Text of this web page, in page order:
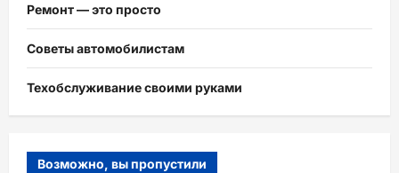
Ремонт — это просто
Советы автомобилистам
Техобслуживание своими руками
Возможно, вы пропустили